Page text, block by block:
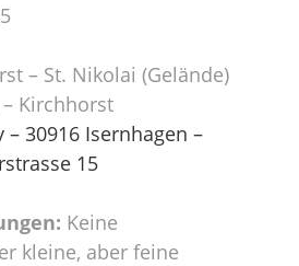
– St. Nikolai (Gelände)
Kirchhorst
– 30916 Isernhagen –
15
Keine
kleine, aber feine